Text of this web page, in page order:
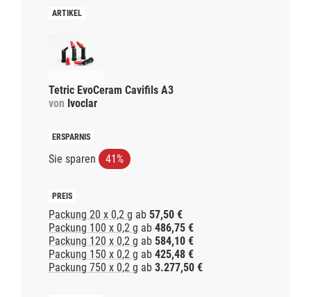
Tetric EvoCeram Cavifils A3
von Ivoclar
Sie sparen 41%
Packung 20 x 0,2 g ab 57,50 €
Packung 100 x 0,2 g ab 486,75 €
Packung 120 x 0,2 g ab 584,10 €
Packung 150 x 0,2 g ab 425,48 €
Packung 750 x 0,2 g ab 3.277,50 €